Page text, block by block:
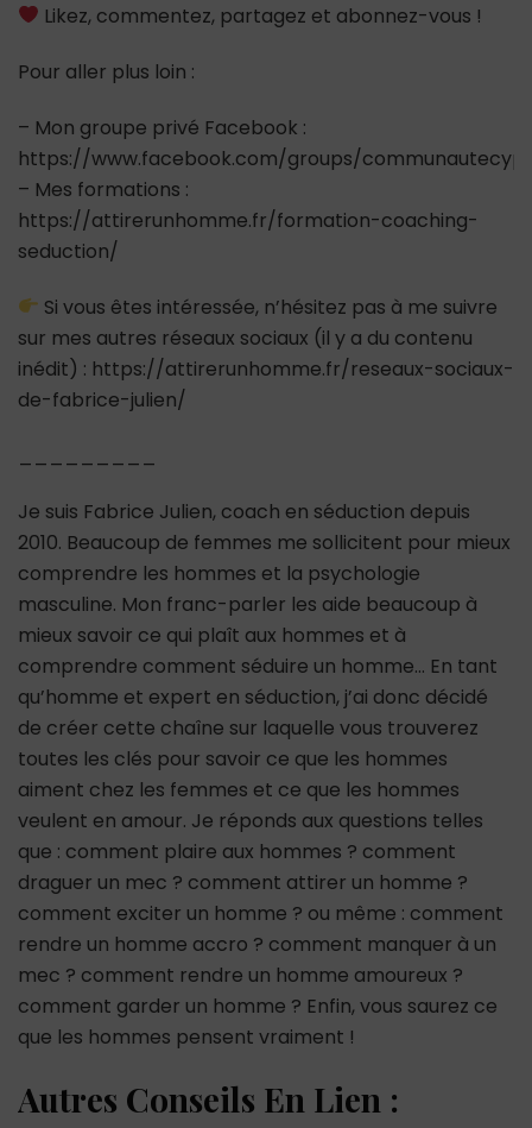
Likez, commentez, partagez et abonnez-vous !
Pour aller plus loin :
– Mon groupe privé Facebook :
https://www.facebook.com/groups/
– Mes formations :
https://attirerunhomme.fr/formation-coaching-
seduction/
Si vous êtes intéressée, n’hésitez pas à me suivre
sur mes autres réseaux sociaux (il y a du contenu
inédit) : https://attirerunhomme.fr/reseaux-sociaux-
de-fabrice-julien/
Je suis Fabrice Julien, coach en séduction depuis
2010. Beaucoup de femmes me sollicitent pour mieux
comprendre les hommes et la psychologie
masculine. Mon franc-parler les aide beaucoup à
mieux savoir ce qui plaît aux hommes et à
comprendre comment séduire un homme… En tant
qu’homme et expert en séduction, j’ai donc décidé
de créer cette chaîne sur laquelle vous trouverez
toutes les clés pour savoir ce que les hommes
aiment chez les femmes et ce que les hommes
veulent en amour. Je réponds aux questions telles
que : comment plaire aux hommes ? comment
draguer un mec ? comment attirer un homme ?
comment exciter un homme ? ou même : comment
rendre un homme accro ? comment manquer à un
mec ? comment rendre un homme amoureux ?
comment garder un homme ? Enfin, vous saurez ce
que les hommes pensent vraiment !
Autres Conseils En Lien :